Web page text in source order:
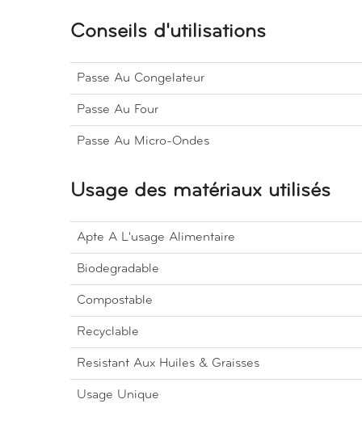
Conseils d'utilisations
Passe Au Congelateur
Passe Au Four
Passe Au Micro-Ondes
Usage des matériaux utilisés
Apte A L'usage Alimentaire
Biodegradable
Compostable
Recyclable
Resistant Aux Huiles & Graisses
Usage Unique